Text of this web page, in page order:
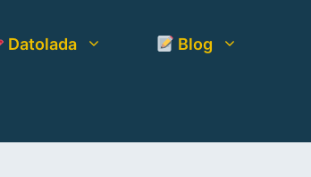
Datolada Blog